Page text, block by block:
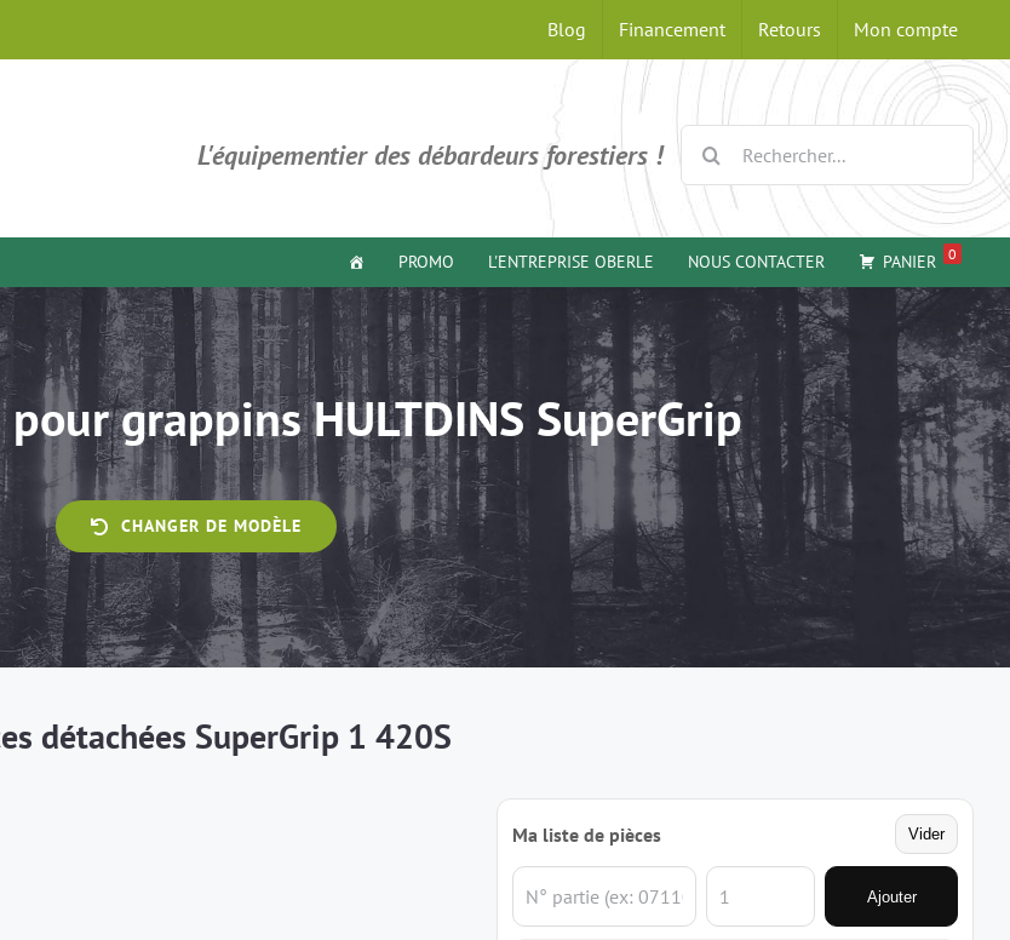
Blog Financement Retours Mon compte
L'équipementier des débardeurs forestiers !
PANIER 0
NOUS CONTACTER
L'ENTREPRISE OBERLE
PROMO
grappins HULTDINS SuperGrip
CHANGER DE MODÈLE
détachées SuperGrip 1 420S
Ma liste de pièces Vider
Ajouter